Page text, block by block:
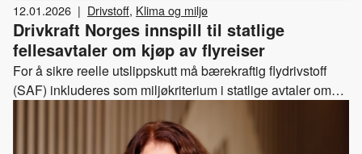
12.01.2026 | Drivstoff, Klima og miljø
Drivkraft Norges innspill til statlige
fellesavtaler om kjøp av flyreiser
For å sikre reelle utslippskutt må bærekraftig flydrivstoff
(SAF) inkluderes som miljøkriterium i statlige avtaler om